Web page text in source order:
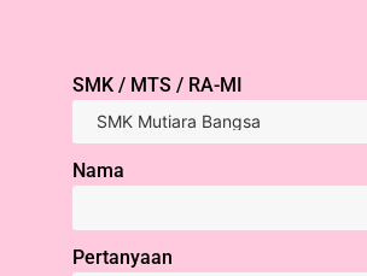
SMK / MTS / RA-MI
Nama
Pertanyaan